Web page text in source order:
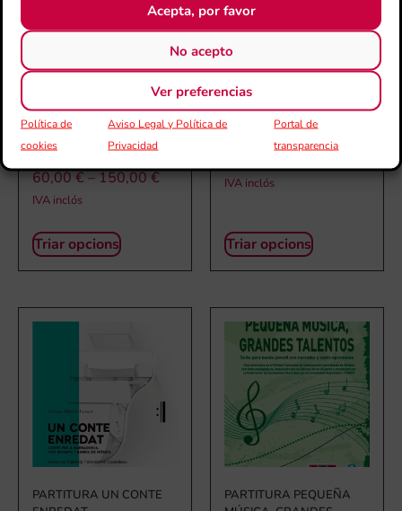
Acepta, por favor
No acepto
Ver preferencias
Política de
cookies
Aviso Legal y Política de
Privacidad
Portal de
transparencia
PARTITURA LAS
AVENTURAS DE LENA LA
BALLENA
60,00€–150,00€
IVA inclós
Triar opcions
PARTITURA MUSICA A
L’ALQUERIA
IVA inclós
Triar opcions
PARTITURA UN CONTE
PARTITURA PEQUEÑA